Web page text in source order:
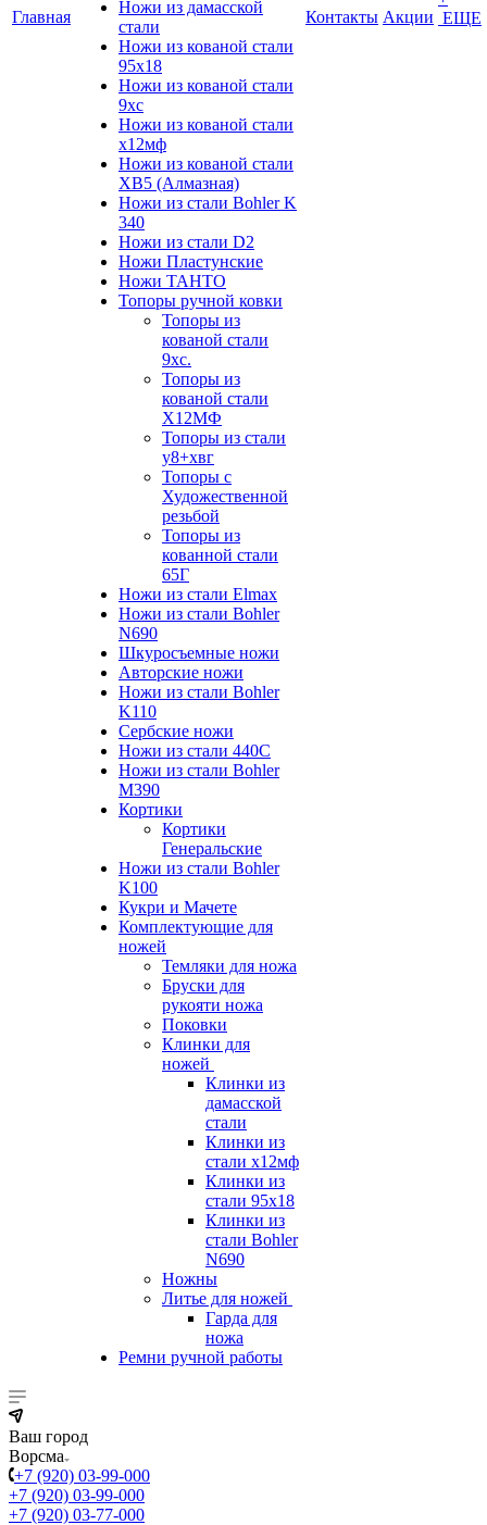
Главная
Ножи из дамасской
стали
Ножи из кованой стали
95х18
Ножи из кованой стали
9хс
Ножи из кованой стали
х12мф
Ножи из кованой стали
ХВ5 (Алмазная)
Ножи из стали Bohler K
340
Ножи из стали D2
Ножи Пластунские
Ножи ТАНТО
Топоры ручной ковки
Топоры из
кованой стали
9хс.
Топоры из
кованой стали
Х12МФ
Топоры из стали
у8+хвг
Топоры с
Художественной
резьбой
Топоры из
кованной стали
65Г
Ножи из стали Elmax
Ножи из стали Bohler
N690
Шкуросъемные ножи
Авторские ножи
Ножи из стали Bohler
K110
Сербские ножи
Ножи из стали 440С
Ножи из стали Bohler
M390
Кортики
Кортики
Генеральские
Ножи из стали Bohler
K100
Кукри и Мачете
Комплектующие для
ножей
Темляки для ножа
Бруски для
рукояти ножа
Поковки
Клинки для
ножей
Клинки из
дамасской
стали
Клинки из
стали х12мф
Клинки из
стали 95х18
Клинки из
стали Bohler
N690
Ножны
Литье для ножей
Гарда для
ножа
Ремни ручной работы
Контакты Акции ЕЩЕ
Ваш город
Ворсма
+7 (920) 03-99-000
+7 (920) 03-99-000
+7 (920) 03-77-000